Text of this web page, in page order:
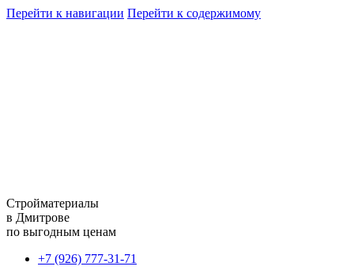
Перейти к навигации Перейти к содержимому
Стройматериалы
в Дмитрове
по выгодным ценам
+7 (926) 777-31-71